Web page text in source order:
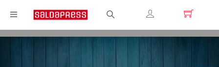
Registrati